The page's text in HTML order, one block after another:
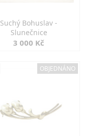
Suchý Bohuslav -
Slunečnice
3 000 Kč
OBJEDNÁNO